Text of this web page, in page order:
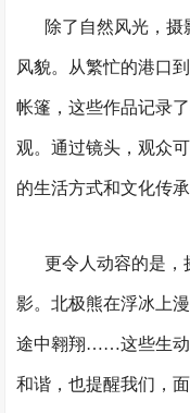
除了自然风光，
风貌。从繁忙的港口
帐篷，这些作品记录
观。通过镜头，观众
的生活方式和文化传
更令人动容的是，
影。北极熊在浮冰上
途中翱翔……这些生动
和谐，也提醒我们，